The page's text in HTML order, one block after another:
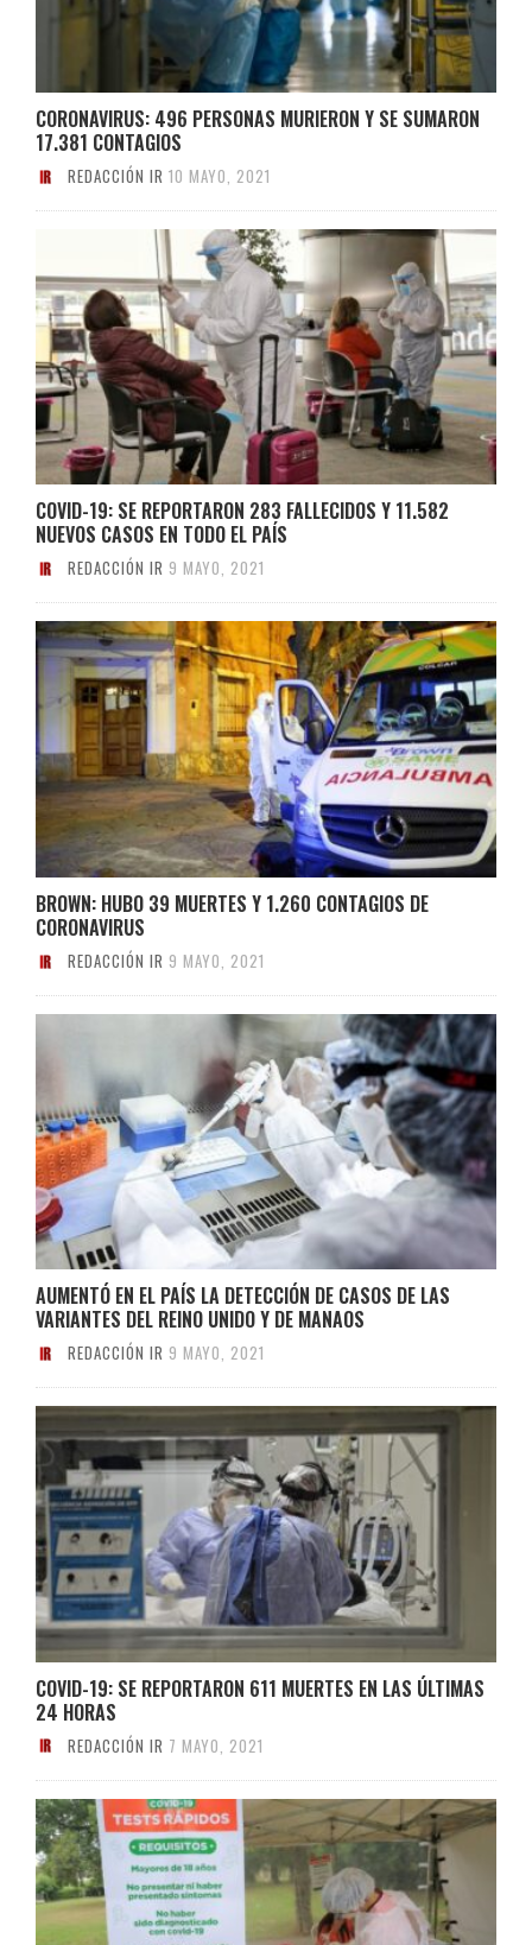
CORONAVIRUS: 496 PERSONAS MURIERON Y SE SUMARON
17.381 CONTAGIOS
REDACCIÓN IR 10 MAYO, 2021
COVID-19: SE REPORTARON 283 FALLECIDOS Y 11.582
NUEVOS CASOS EN TODO EL PAÍS
REDACCIÓN IR 9 MAYO, 2021
BROWN: HUBO 39 MUERTES Y 1.260 CONTAGIOS DE
CORONAVIRUS
REDACCIÓN IR 9 MAYO, 2021
AUMENTÓ EN EL PAÍS LA DETECCIÓN DE CASOS DE LAS
VARIANTES DEL REINO UNIDO Y DE MANAOS
REDACCIÓN IR 9 MAYO, 2021
COVID-19: SE REPORTARON 611 MUERTES EN LAS ÚLTIMAS
24 HORAS
REDACCIÓN IR 7 MAYO, 2021